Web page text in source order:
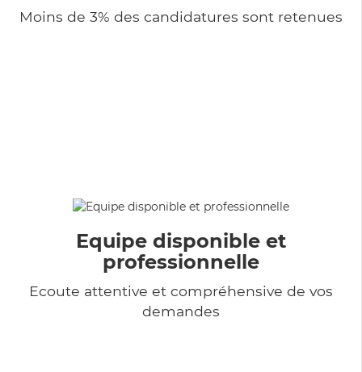
Moins de 3% des candidatures sont retenues
Equipe disponible et
professionnelle
Ecoute attentive et compréhensive de vos
demandes